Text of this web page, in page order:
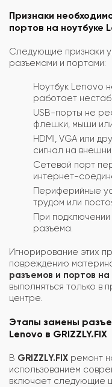
Признаки
портов на ноутбуке
Следующие признаки
разъемами и портами:
Ноутбук Lenovo
работает
USB-порты не
флешки, мыши
HDMI, VGA или
сигнал на
Сетевой порт
интернет-
Периферийные
трудом или
При
разъема.
Игнорирование этих
повреждению
разъемов и портов на
выполняться только
центре.
Этапы замены
Lenovo в GRIZZLY.FIX
В GRIZZLY.FIX ремонт
использованием
включает следующие